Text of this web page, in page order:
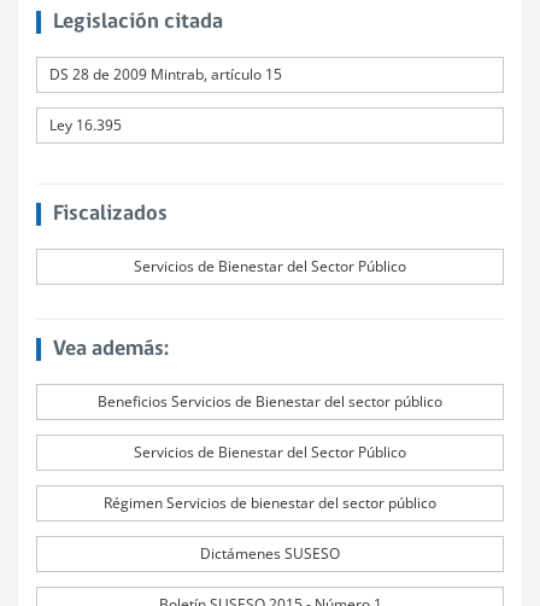
Legislación citada
DS 28 de 2009 Mintrab, artículo 15
Ley 16.395
Fiscalizados
Servicios de Bienestar del Sector Público
Vea además:
Beneficios Servicios de Bienestar del sector público
Servicios de Bienestar del Sector Público
Régimen Servicios de bienestar del sector público
Dictámenes SUSESO